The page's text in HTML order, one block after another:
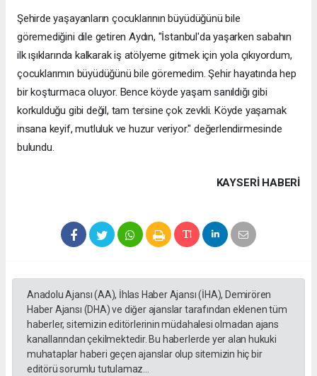
Şehirde yaşayanların çocuklarının büyüdüğünü bile
göremediğini dile getiren Aydın, "İstanbul'da yaşarken sabahın
ilk ışıklarında kalkarak iş atölyeme gitmek için yola çıkıyordum,
çocuklarımın büyüdüğünü bile göremedim. Şehir hayatında hep
bir koşturmaca oluyor. Bence köyde yaşam sanıldığı gibi
korkulduğu gibi değil, tam tersine çok zevkli. Köyde yaşamak
insana keyif, mutluluk ve huzur veriyor." değerlendirmesinde
bulundu.
KAYSERI HABERİ
Anadolu Ajansı (AA), İhlas Haber Ajansı (İHA), Demirören
Haber Ajansı (DHA) ve diğer ajanslar tarafından eklenen tüm
haberler, sitemizin editörlerinin müdahalesi olmadan ajans
kanallarından çekilmektedir. Bu haberlerde yer alan hukuki
muhataplar haberi geçen ajanslar olup sitemizin hiç bir
editörü sorumlu tutulamaz...